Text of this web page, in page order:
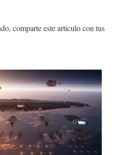
comparte este artículo con tus